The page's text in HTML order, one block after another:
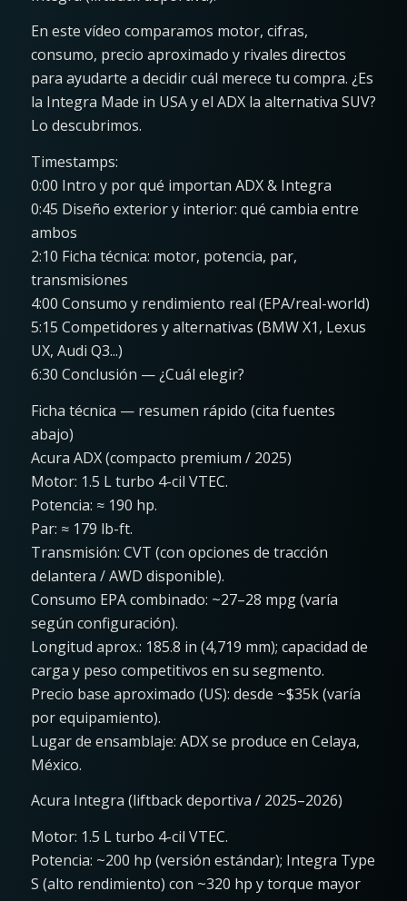
En este vídeo comparamos motor, cifras,
consumo, precio aproximado y rivales directos
para ayudarte a decidir cuál merece tu compra. ¿Es
la Integra Made in USA y el ADX la alternativa SUV?
Lo descubrimos.
Timestamps:
0:00 Intro y por qué importan ADX & Integra
0:45 Diseño exterior y interior: qué cambia entre
ambos
2:10 Ficha técnica: motor, potencia, par,
transmisiones
4:00 Consumo y rendimiento real (EPA/real-world)
5:15 Competidores y alternativas (BMW X1, Lexus
UX, Audi Q3...)
6:30 Conclusión — ¿Cuál elegir?
Ficha técnica — resumen rápido (cita fuentes
abajo)
Acura ADX (compacto premium / 2025)
Motor: 1.5 L turbo 4-cil VTEC.
Potencia: ≈ 190 hp.
Par: ≈ 179 lb-ft.
Transmisión: CVT (con opciones de tracción
delantera / AWD disponible).
Consumo EPA combinado: ~27–28 mpg (varía
según configuración).
Longitud aprox.: 185.8 in (4,719 mm); capacidad de
carga y peso competitivos en su segmento.
Precio base aproximado (US): desde ~$35k (varía
por equipamiento).
Lugar de ensamblaje: ADX se produce en Celaya,
México.
Acura Integra (liftback deportiva / 2025–2026)
Motor: 1.5 L turbo 4-cil VTEC.
Potencia: ~200 hp (versión estándar); Integra Type
S (alto rendimiento) con ~320 hp y torque mayor